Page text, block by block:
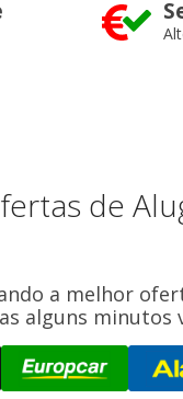
de
a melhor
alguns